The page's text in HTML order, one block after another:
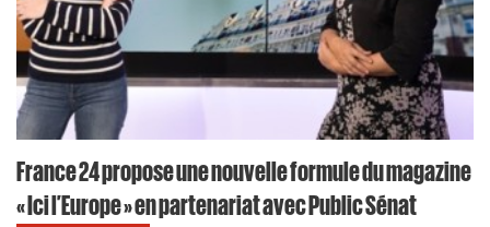
France 24 propose une nouvelle formule du magazine
« Ici l’Europe » en partenariat avec Public Sénat